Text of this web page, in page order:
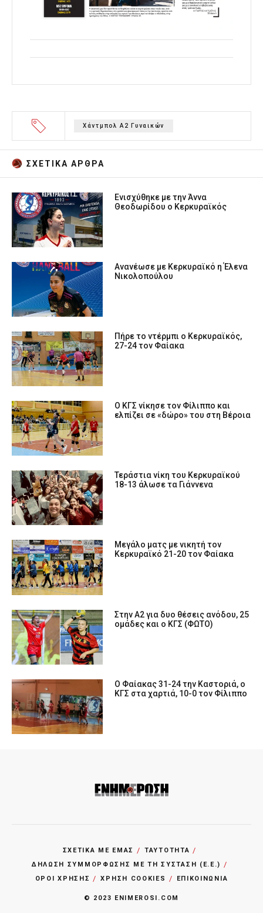
Χάντμπολ Α2 Γυναικών
ΣΧΕΤΙΚA AΡΘΡΑ
Ενισχύθηκε με την Άννα
Θεοδωρίδου ο Κερκυραϊκός
Ανανέωσε με Κερκυραϊκό η Έλενα
Νικολοπούλου
Πήρε το ντέρμπι ο Κερκυραϊκός,
27-24 τον Φαίακα
Ο ΚΓΣ νίκησε τον Φίλιππο και
ελπίζει σε «δώρο» του στη Βέροια
Τεράστια νίκη του Κερκυραϊκού
18-13 άλωσε τα Γιάννενα
Μεγάλο ματς με νικητή τον
Κερκυραϊκό 21-20 τον Φαίακα
Στην Α2 για δυο θέσεις ανόδου, 25
ομάδες και ο ΚΓΣ (ΦΩΤΟ)
O Φαίακας 31-24 την Καστοριά, ο
ΚΓΣ στα χαρτιά, 10-0 τον Φίλιππο
ΣΧΕΤΙΚΑ ΜΕ ΕΜΑΣ
ΤΑΥΤΟΤΗΤΑ
ΔΗΛΩΣΗ ΣΥΜΜΟΡΦΩΣΗΣ ΜΕ ΤΗ ΣΥΣΤΑΣΗ (Ε.Ε.)
ΌΡΟΙ ΧΡΗΣΗΣ
ΧΡΗΣΗ COOKIES ΕΠΙΚΟΙΝΩΝΙΑ
© 2023 ENIMEROSI.COM